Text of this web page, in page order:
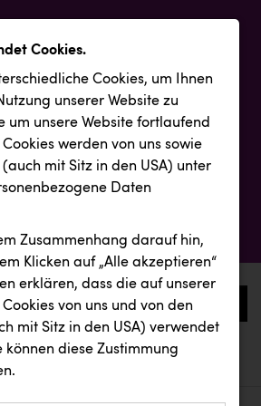
0
Cookies.
Cookies, um Ihnen
unserer Website zu
um unsere Website fortlaufend
werden von uns sowie
mit Sitz in den USA) unter
Daten
Zusammenhang darauf hin,
Klicken auf „Alle akzeptieren“
erklären, dass die auf unserer
von uns und von den
mit Sitz in den USA) verwendet
können diese Zustimmung